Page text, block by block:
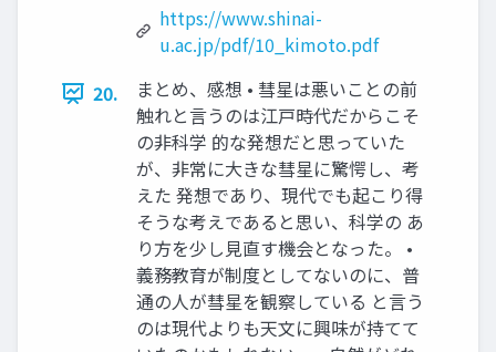
https://www.shinai-
u.ac.jp/pdf/10_kimoto.pdf
20.
まとめ、感想 • 彗星は悪いことの前
触れと言うのは江戸時代だからこそ
の非科学 的な発想だと思っていた
が、非常に大きな彗星に驚愕し、考
えた 発想であり、現代でも起こり得
そうな考えであると思い、科学の あ
り方を少し見直す機会となった。 •
義務教育が制度としてないのに、普
通の人が彗星を観察している と言う
のは現代よりも天文に興味が持てて